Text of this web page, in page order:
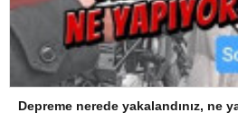
Depreme nerede yakalandınız, ne